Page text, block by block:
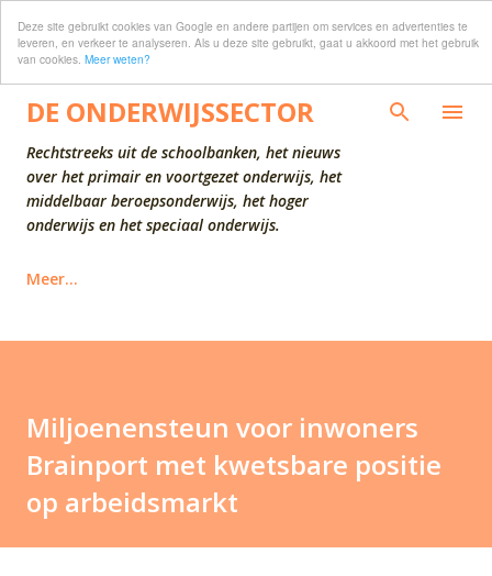
Deze site gebruikt cookies van Google en andere partijen om services en advertenties te
leveren, en verkeer te analyseren. Als u deze site gebruikt, gaat u akkoord met het gebruik
van cookies. Meer weten?
Doorgaan naar hoofdcontent
DE ONDERWIJSSECTOR
Rechtstreeks uit de schoolbanken, het nieuws
over het primair en voortgezet onderwijs, het
middelbaar beroepsonderwijs, het hoger
onderwijs en het speciaal onderwijs.
Meer…
Miljoenensteun voor inwoners
Brainport met kwetsbare positie
op arbeidsmarkt